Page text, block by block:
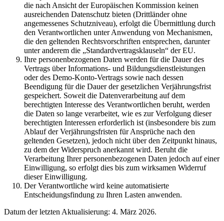
die nach Ansicht der Europäischen Kommission keinen
ausreichenden Datenschutz bieten (Drittländer ohne
angemessenes Schutzniveau), erfolgt die Übermittlung durch
den Verantwortlichen unter Anwendung von Mechanismen,
die den geltenden Rechtsvorschriften entsprechen, darunter
unter anderem die „Standardvertragsklauseln“ der EU.
Ihre personenbezogenen Daten werden für die Dauer des
Vertrags über Informations- und Bildungsdienstleistungen
oder des Demo-Konto-Vertrags sowie nach dessen
Beendigung für die Dauer der gesetzlichen Verjährungsfrist
gespeichert. Soweit die Datenverarbeitung auf dem
berechtigten Interesse des Verantwortlichen beruht, werden
die Daten so lange verarbeitet, wie es zur Verfolgung dieser
berechtigten Interessen erforderlich ist (insbesondere bis zum
Ablauf der Verjährungsfristen für Ansprüche nach den
geltenden Gesetzen), jedoch nicht über den Zeitpunkt hinaus,
zu dem der Widerspruch anerkannt wird. Beruht die
Verarbeitung Ihrer personenbezogenen Daten jedoch auf einer
Einwilligung, so erfolgt dies bis zum wirksamen Widerruf
dieser Einwilligung.
Der Verantwortliche wird keine automatisierte
Entscheidungsfindung zu Ihren Lasten anwenden.
Datum der letzten Aktualisierung: 4. März 2026.